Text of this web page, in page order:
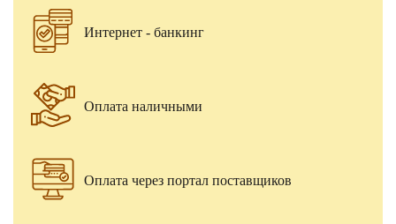
Интернет - банкинг
Оплата наличными
Оплата через портал поставщиков